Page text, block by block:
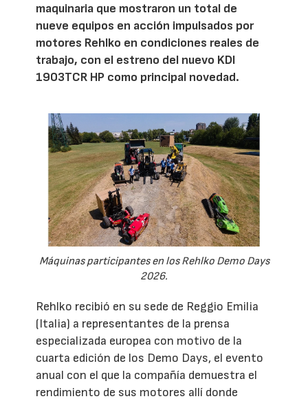
maquinaria que mostraron un total de
nueve equipos en acción impulsados por
motores Rehlko en condiciones reales de
trabajo, con el estreno del nuevo KDI
1903TCR HP como principal novedad.
Máquinas participantes en los Rehlko Demo Days
2026.
Rehlko recibió en su sede de Reggio Emilia
(Italia) a representantes de la prensa
especializada europea con motivo de la
cuarta edición de los Demo Days, el evento
anual con el que la compañía demuestra el
rendimiento de sus motores allí donde